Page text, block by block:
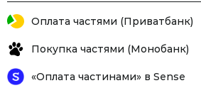
Оплата частями (Приватбанк)
Покупка частями (Монобанк)
«Оплата частинами» в Sense